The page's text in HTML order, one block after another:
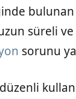
süreli
sorunu